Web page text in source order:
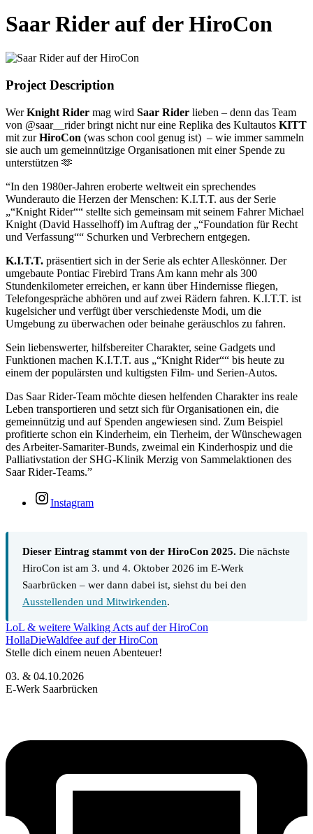
Saar Rider auf der HiroCon
Project Description
WerKnight Rider mag wird Saar Rider lieben – denn das Team
von @saar__rider bringt nicht nur eine Replika des Kultautos KITT
mit zurHiroCon (was schon cool genug ist) – wie immer sammeln
sie auch um gemeinnützige Organisationen mit einer Spende zu
unterstützen 🫶
“In den 1980er-Jahren eroberte weltweit ein sprechendes
Wunderauto die Herzen der Menschen: K.I.T.T. aus der Serie
„“Knight Rider““ stellte sich gemeinsam mit seinem Fahrer Michael
Knight (David Hasselhoff) im Auftrag der „“Foundation für Recht
und Verfassung““ Schurken und Verbrechern entgegen.
K.I.T.T. präsentiert sich in der Serie als echter Alleskönner. Der
umgebaute Pontiac Firebird Trans Am kann mehr als 300
Stundenkilometer erreichen, er kann über Hindernisse fliegen,
Telefongespräche abhören und auf zwei Rädern fahren. K.I.T.T. ist
kugelsicher und verfügt über verschiedenste Modi, um die
Umgebung zu überwachen oder beinahe geräuschlos zu fahren.
Sein liebenswerter, hilfsbereiter Charakter, seine Gadgets und
Funktionen machen K.I.T.T. aus „“Knight Rider““ bis heute zu
einem der populärsten und kultigsten Film- und Serien-Autos.
Das Saar Rider-Team möchte diesen helfenden Charakter ins reale
Leben transportieren und setzt sich für Organisationen ein, die
gemeinnützig und auf Spenden angewiesen sind. Zum Beispiel
profitierte schon ein Kinderheim, ein Tierheim, der Wünschewagen
des Arbeiter-Samariter-Bunds, zweimal ein Kinderhospiz und die
Palliativstation der SHG-Klinik Merzig von Sammelaktionen des
Saar Rider-Teams.”
Instagram
Dieser Eintrag stammt von der HiroCon 2025. Die nächste
HiroCon ist am 3. und 4. Oktober 2026 im E-Werk
Saarbrücken – wer dann dabei ist, siehst du bei den
Ausstellenden und Mitwirkenden.
LoL & weitere Walking Acts auf der HiroCon
HollaDieWaldfee auf der HiroCon
Stelle dich einem neuen Abenteuer!
03. & 04.10.2026
E-Werk Saarbrücken